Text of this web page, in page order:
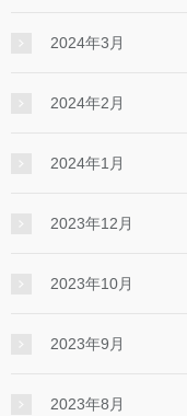
2024年3月
2024年2月
2024年1月
2023年12月
2023年10月
2023年9月
2023年8月